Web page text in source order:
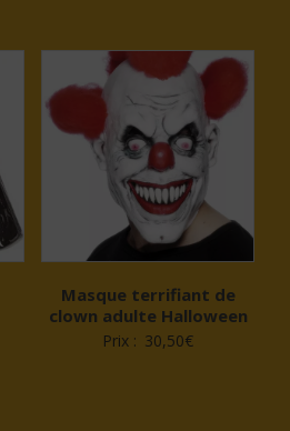
Masque terrifiant de
clown adulte Halloween
Prix : 30,50€